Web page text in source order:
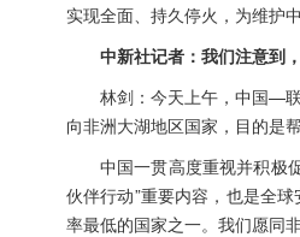
实现全面、持久停火，为维护
中新社记者：我们注意到
林剑：今天上午，中国—
向非洲大湖地区国家，目的是
中国一贯高度重视并积极
伙伴行动”重要内容，也是全
率最低的国家之一。我们愿同